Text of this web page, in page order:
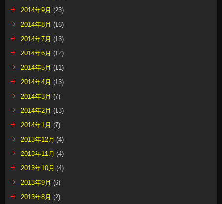
2014年9月 (23)
2014年8月 (16)
2014年7月 (13)
2014年6月 (12)
2014年5月 (11)
2014年4月 (13)
2014年3月 (7)
2014年2月 (13)
2014年1月 (7)
2013年12月 (4)
2013年11月 (4)
2013年10月 (4)
2013年9月 (6)
2013年8月 (2)